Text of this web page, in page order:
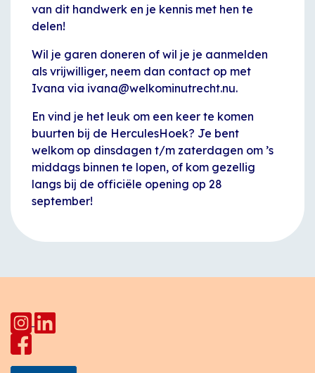
van dit handwerk en je kennis met hen te
delen!
Wil je garen doneren of wil je je aanmelden
als vrijwilliger, neem dan contact op met
Ivana via ivana@welkominutrecht.nu.
En vind je het leuk om een keer te komen
buurten bij de HerculesHoek? Je bent
welkom op dinsdagen t/m zaterdagen om ’s
middags binnen te lopen, of kom gezellig
langs bij de officiële opening op 28
september!